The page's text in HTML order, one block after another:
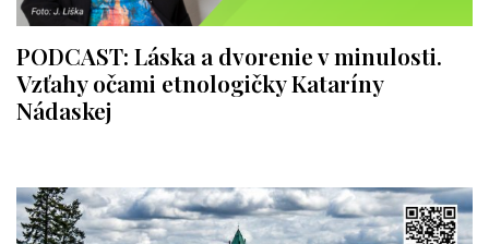
PODCAST: Láska a dvorenie v minulosti.
Vzťahy očami etnologičky Kataríny
Nádaskej